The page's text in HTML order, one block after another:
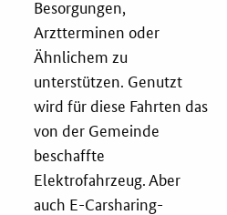
Besorgungen,
Arztterminen oder
Ähnlichem zu
unterstützen. Genutzt
wird für diese Fahrten das
von der Gemeinde
beschaffte
Elektrofahrzeug. Aber
auch E-Carsharing-